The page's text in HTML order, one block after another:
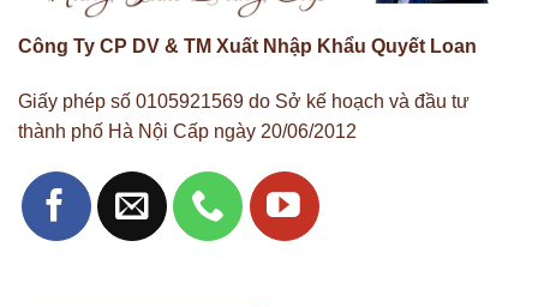
Công Ty CP DV & TM Xuất Nhập Khẩu Quyết Loan
Giấy phép số 0105921569 do Sở kế hoạch và đầu tư
thành phố Hà Nội Cấp ngày 20/06/2012